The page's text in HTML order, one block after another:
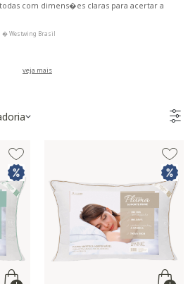
com dimens�es claras para acertar a
� Westwing Brasil